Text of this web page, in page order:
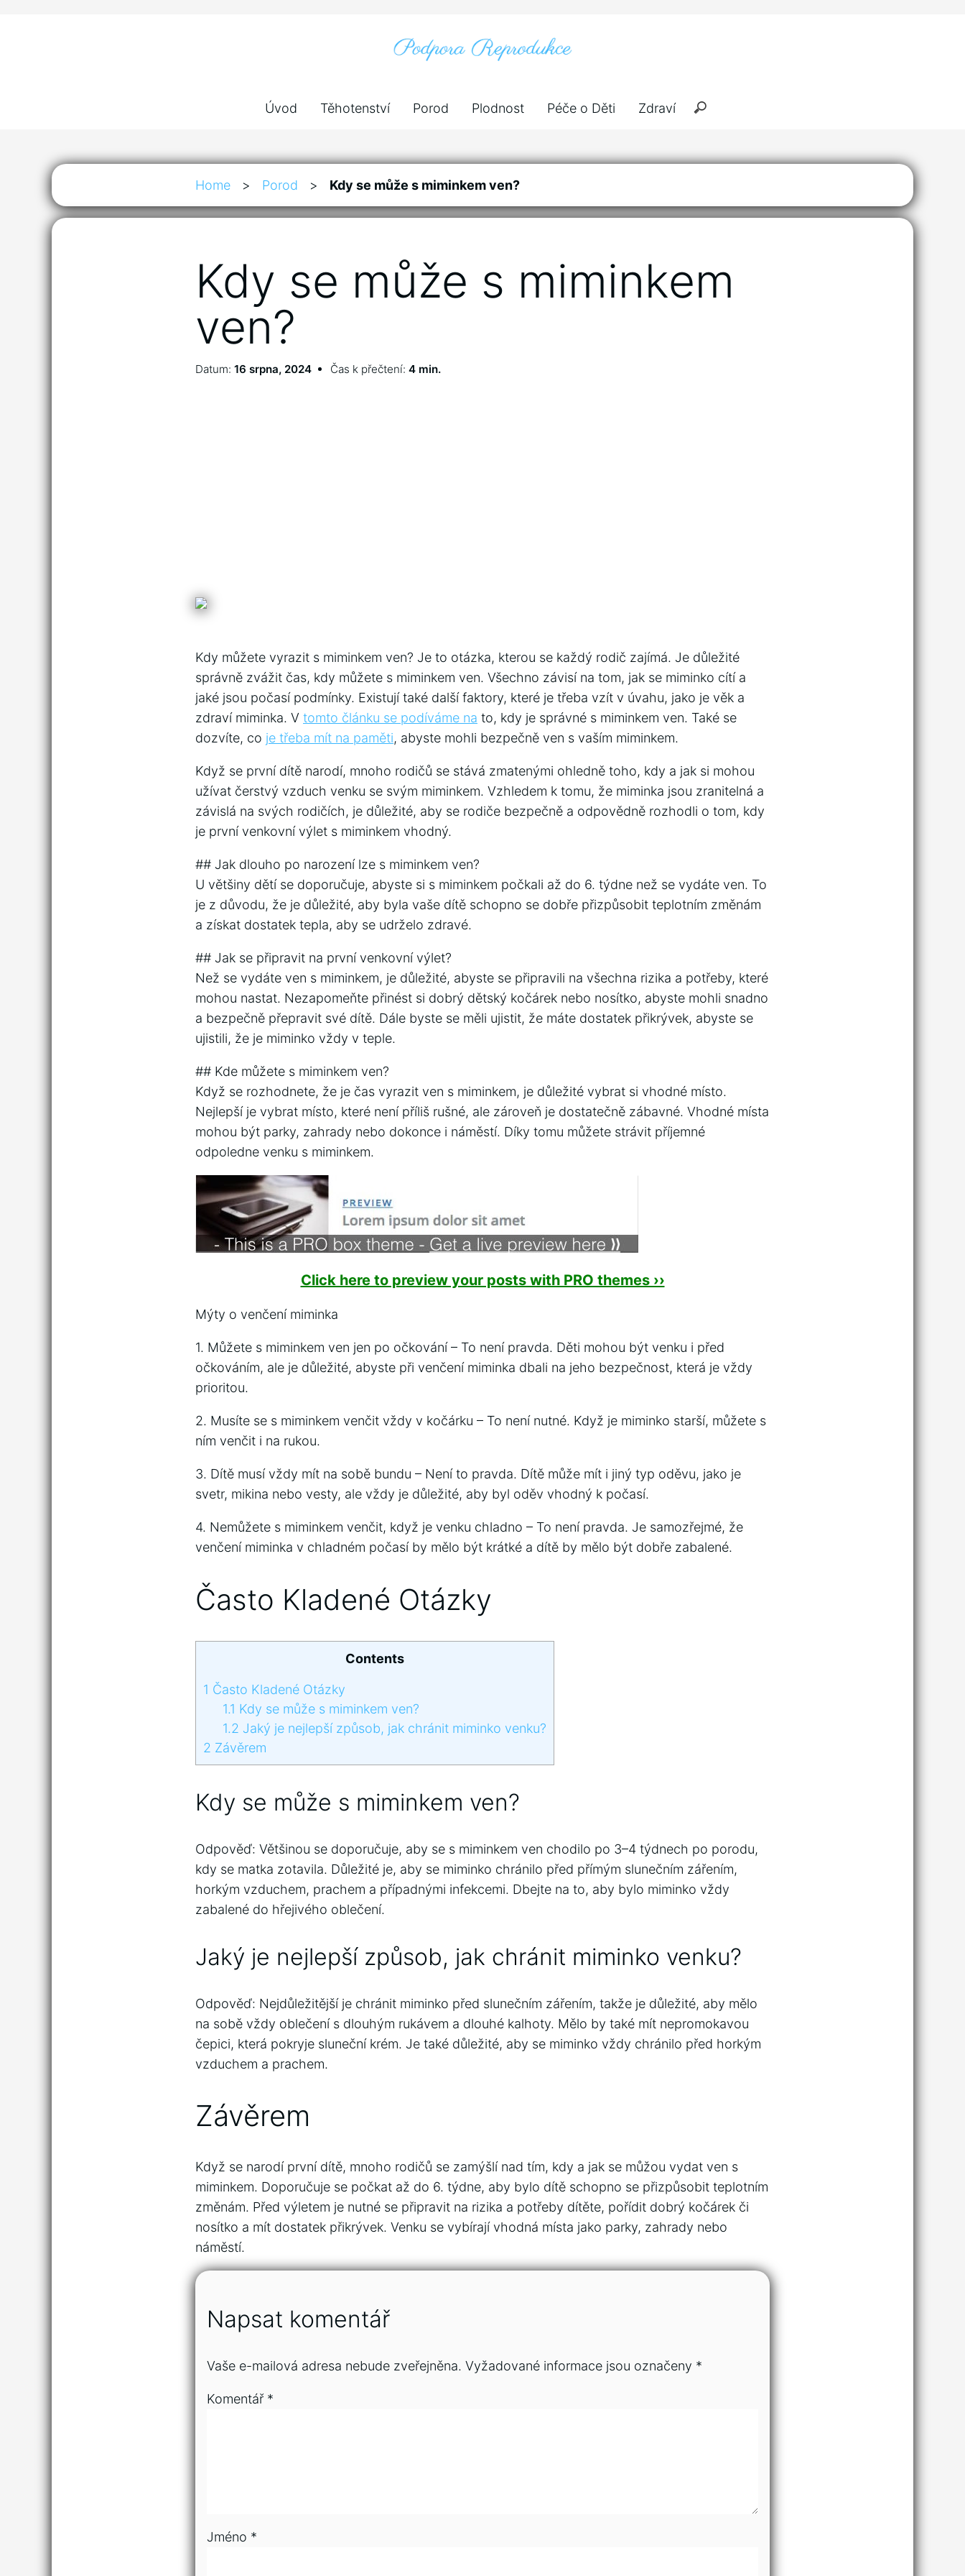
Úvod Těhotenství Porod Plodnost Péče o Děti Zdraví
Home > Porod > Kdy se může s miminkem ven?
Kdy se může s miminkem
ven?
Datum: 16 srpna, 2024 Čas k přečtení: 4 min.
Kdy můžete vyrazit s miminkem ven? Je to otázka, kterou se každý rodič zajímá. Je důležité
správně zvážit čas, kdy můžete s miminkem ven. Všechno závisí na tom, jak se miminko cítí a
jaké jsou počasí podmínky. Existují také další faktory, které je třeba vzít v úvahu, jako je věk a
zdraví miminka. V tomto článku se podíváme na to, kdy je správné s miminkem ven. Také se
dozvíte, co je třeba mít na paměti, abyste mohli bezpečně ven s vaším miminkem.
Když se první dítě narodí, mnoho rodičů se stává zmatenými ohledně toho, kdy a jak si mohou
užívat čerstvý vzduch venku se svým miminkem. Vzhledem k tomu, že miminka jsou zranitelná a
závislá na svých rodičích, je důležité, aby se rodiče bezpečně a odpovědně rozhodli o tom, kdy
je první venkovní výlet s miminkem vhodný.
## Jak dlouho po narození lze s miminkem ven?
U většiny dětí se doporučuje, abyste si s miminkem počkali až do 6. týdne než se vydáte ven. To
je z důvodu, že je důležité, aby byla vaše dítě schopno se dobře přizpůsobit teplotním změnám
a získat dostatek tepla, aby se udrželo zdravé.
## Jak se připravit na první venkovní výlet?
Než se vydáte ven s miminkem, je důležité, abyste se připravili na všechna rizika a potřeby, které
mohou nastat. Nezapomeňte přinést si dobrý dětský kočárek nebo nosítko, abyste mohli snadno
a bezpečně přepravit své dítě. Dále byste se měli ujistit, že máte dostatek přikrývek, abyste se
ujistili, že je miminko vždy v teple.
## Kde můžete s miminkem ven?
Když se rozhodnete, že je čas vyrazit ven s miminkem, je důležité vybrat si vhodné místo.
Nejlepší je vybrat místo, které není příliš rušné, ale zároveň je dostatečně zábavné. Vhodné místa
mohou být parky, zahrady nebo dokonce i náměstí. Díky tomu můžete strávit příjemné
odpoledne venku s miminkem.
Click here to preview your posts with PRO themes ››
Mýty o venčení miminka
1. Můžete s miminkem ven jen po očkování – To není pravda. Děti mohou být venku i před
očkováním, ale je důležité, abyste při venčení miminka dbali na jeho bezpečnost, která je vždy
prioritou.
2. Musíte se s miminkem venčit vždy v kočárku – To není nutné. Když je miminko starší, můžete s
ním venčit i na rukou.
3. Dítě musí vždy mít na sobě bundu – Není to pravda. Dítě může mít i jiný typ oděvu, jako je
svetr, mikina nebo vesty, ale vždy je důležité, aby byl oděv vhodný k počasí.
4. Nemůžete s miminkem venčit, když je venku chladno – To není pravda. Je samozřejmé, že
venčení miminka v chladném počasí by mělo být krátké a dítě by mělo být dobře zabalené.
Často Kladené Otázky
Contents
1 Často Kladené Otázky
1.1 Kdy se může s miminkem ven?
1.2 Jaký je nejlepší způsob, jak chránit miminko venku?
2 Závěrem
Kdy se může s miminkem ven?
Odpověď: Většinou se doporučuje, aby se s miminkem ven chodilo po 3–4 týdnech po porodu,
kdy se matka zotavila. Důležité je, aby se miminko chránilo před přímým slunečním zářením,
horkým vzduchem, prachem a případnými infekcemi. Dbejte na to, aby bylo miminko vždy
zabalené do hřejivého oblečení.
Jaký je nejlepší způsob, jak chránit miminko venku?
Odpověď: Nejdůležitější je chránit miminko před slunečním zářením, takže je důležité, aby mělo
na sobě vždy oblečení s dlouhým rukávem a dlouhé kalhoty. Mělo by také mít nepromokavou
čepici, která pokryje sluneční krém. Je také důležité, aby se miminko vždy chránilo před horkým
vzduchem a prachem.
Závěrem
Když se narodí první dítě, mnoho rodičů se zamýšlí nad tím, kdy a jak se můžou vydat ven s
miminkem. Doporučuje se počkat až do 6. týdne, aby bylo dítě schopno se přizpůsobit teplotním
změnám. Před výletem je nutné se připravit na rizika a potřeby dítěte, pořídit dobrý kočárek či
nosítko a mít dostatek přikrývek. Venku se vybírají vhodná místa jako parky, zahrady nebo
náměstí.
Napsat komentář
Vaše e-mailová adresa nebude zveřejněna. Vyžadované informace jsou označeny *
Komentář *
Jméno *